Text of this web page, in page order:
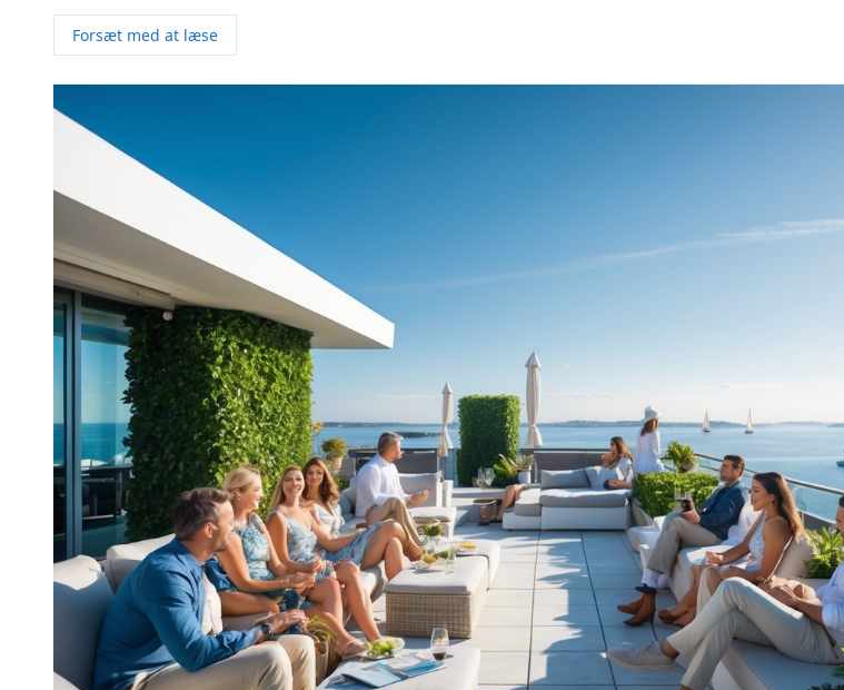
Forsæt med at læse